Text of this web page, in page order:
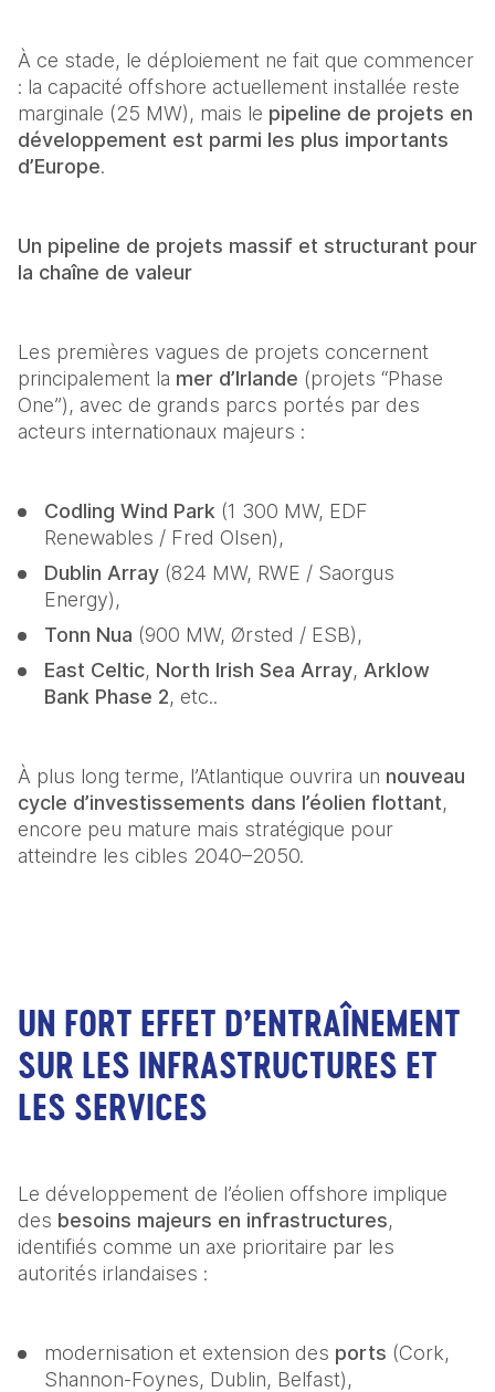
À ce stade, le déploiement ne fait que commencer
: la capacité offshore actuellement installée reste
marginale (25 MW), mais le pipeline de projets en
développement est parmi les plus importants
d’Europe.
Un pipeline de projets massif et structurant pour
la chaîne de valeur
Les premières vagues de projets concernent
principalement la mer d’Irlande (projets “Phase
One”), avec de grands parcs portés par des
acteurs internationaux majeurs :
Codling Wind Park (1 300 MW, EDF
Renewables / Fred Olsen),
Dublin Array (824 MW, RWE / Saorgus
Energy),
Tonn Nua (900 MW, Ørsted / ESB),
East Celtic, North Irish Sea Array, Arklow
Bank Phase 2, etc..
À plus long terme, l’Atlantique ouvrira un nouveau
cycle d’investissements dans l’éolien flottant,
encore peu mature mais stratégique pour
atteindre les cibles 2040–2050.
UN FORT EFFET D’ENTRAÎNEMENT
SUR LES INFRASTRUCTURES ET
LES SERVICES
Le développement de l’éolien offshore implique
des besoins majeurs en infrastructures,
identifiés comme un axe prioritaire par les
autorités irlandaises :
modernisation et extension des ports (Cork,
Shannon-Foynes, Dublin, Belfast),